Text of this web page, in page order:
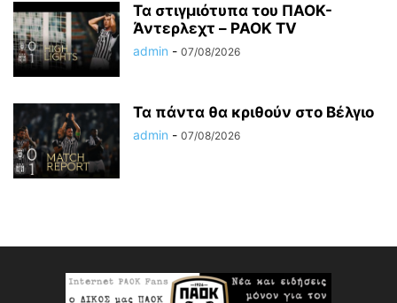
Τα στιγμιότυπα του ΠΑΟΚ-
Άντερλεχτ – PAOK TV
admin - 07/08/2026
Τα πάντα θα κριθούν στο Βέλγιο
admin - 07/08/2026